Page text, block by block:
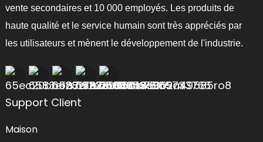
vente secondaires et 10 000 employés. Les produits de
haute qualité et le service humain sont très appréciés par
les utilisateurs et mènent le développement de l'industrie.
Support Client
Maison